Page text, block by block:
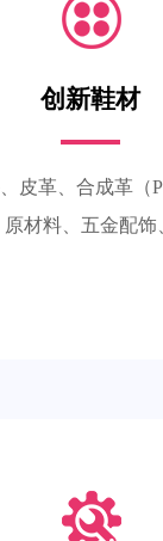
创新鞋材
皮革、合成革（
原材料、五金配